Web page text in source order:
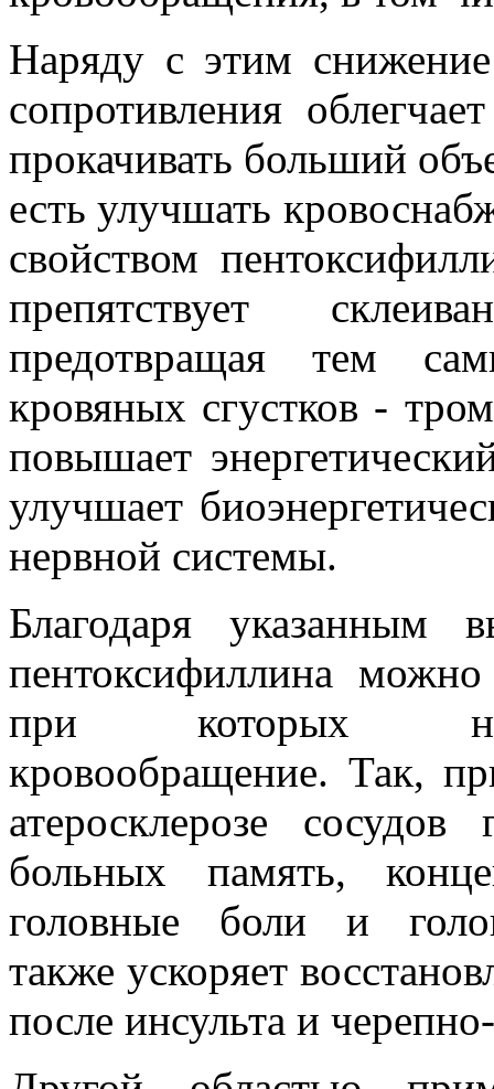
Наряду с этим снижение
сопротивления
прокачивать больший
есть улучшать
свойством
препятствует
предотвращая тем
кровяных сгустков -
повышает
улучшает
нервной системы.
Благодаря
пентоксифиллина
при которых
кровообращение. Так,
атеросклерозе
больных память,
головные боли и
также ускоряет
после инсульта и